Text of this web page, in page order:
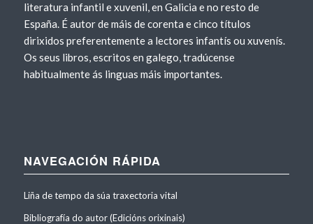
literatura infantil e xuvenil, en Galicia e no resto de
España. É autor de máis de corenta e cinco títulos
dirixidos preferentemente a lectores infantís ou xuvenís.
Os seus libros, escritos en galego, tradúcense
habitualmente ás linguas máis importantes.
NAVEGACIÓN RÁPIDA
Liña de tempo da súa traxectoria vital
Bibliografía do autor (Edicións orixinais)